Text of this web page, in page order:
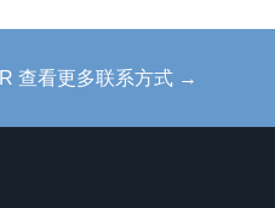
查看更多联系方式 →